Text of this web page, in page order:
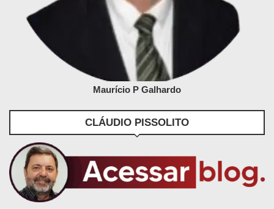
Maurício P Galhardo
CLÁUDIO PISSOLITO